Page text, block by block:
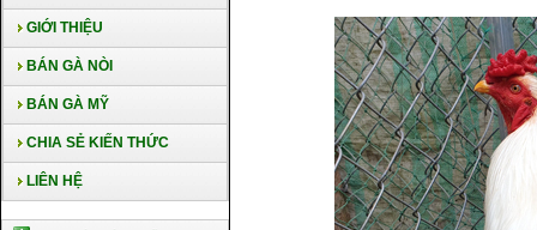
GIỚI THIỆU
BÁN GÀ NÒI
BÁN GÀ MỸ
CHIA SẺ KIẾN THỨC
LIÊN HỆ